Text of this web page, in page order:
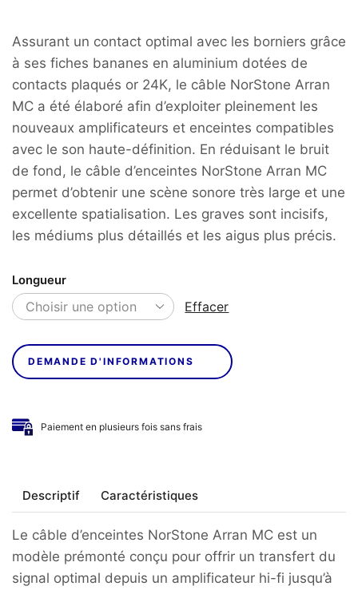
Assurant un contact optimal avec les borniers grâce
à ses fiches bananes en aluminium dotées de
contacts plaqués or 24K, le câble NorStone Arran
MC a été élaboré afin d’exploiter pleinement les
nouveaux amplificateurs et enceintes compatibles
avec le son haute-définition. En réduisant le bruit
de fond, le câble d’enceintes NorStone Arran MC
permet d’obtenir une scène sonore très large et une
excellente spatialisation. Les graves sont incisifs,
les médiums plus détaillés et les aigus plus précis.
Longueur
Effacer
DEMANDE D'INFORMATIONS
Paiement en plusieurs fois sans frais
Descriptif Caractéristiques
Le câble d’enceintes NorStone Arran MC est un
modèle prémonté conçu pour offrir un transfert du
signal optimal depuis un amplificateur hi-fi jusqu’à